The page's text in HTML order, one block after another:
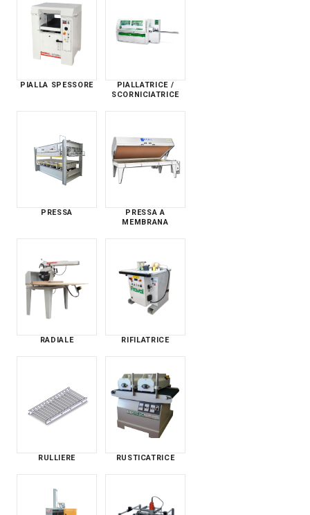
PIALLA SPESSORE
PIALLATRICE /
SCORNICIATRICE
PRESSA
PRESSA A
MEMBRANA
RADIALE RIFILATRICE
RULLIERE RUSTICATRICE